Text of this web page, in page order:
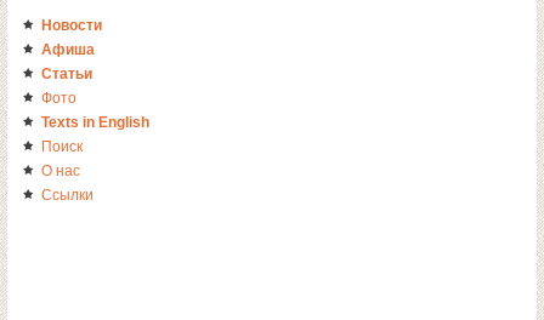
Новости
Афиша
Статьи
Фото
Texts in English
Поиск
О нас
Ссылки